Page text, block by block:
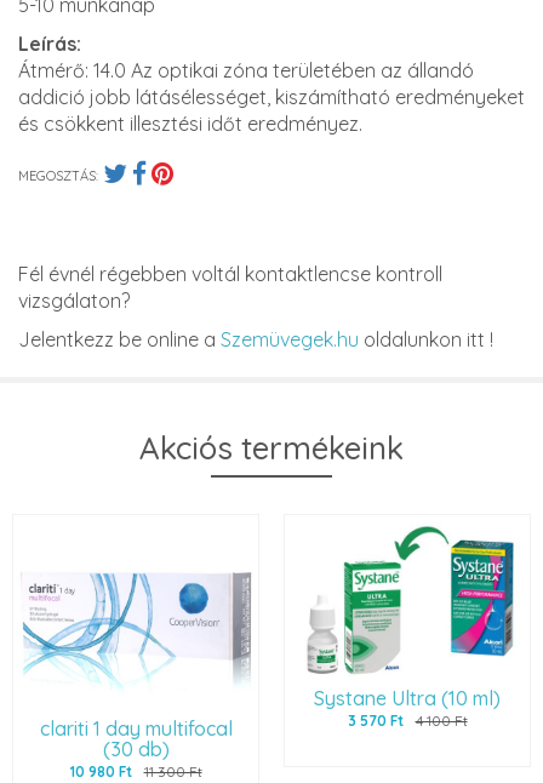
Leírás:
Átmérő: 14.0 Az optikai zóna területében az állandó
addició jobb látásélességet, kiszámítható eredményeket
és csökkent illesztési időt eredményez.
MEGOSZTÁS:
Fél évnél régebben voltál kontaktlencse kontroll
vizsgálaton?
Jelentkezz be online a Szemüvegek.hu oldalunkon itt !
Akciós termékeink
clariti 1 day multifocal
(30 db)
10 980 Ft 11 300 Ft
Systane Ultra (10 ml)
3 570 Ft 4 100 Ft